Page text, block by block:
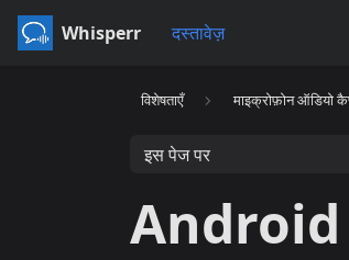
Whisperr दस्तावेज़
विशेषताएँ माइक्रोफ़ोन ऑडियो
इस पेज पर
Android